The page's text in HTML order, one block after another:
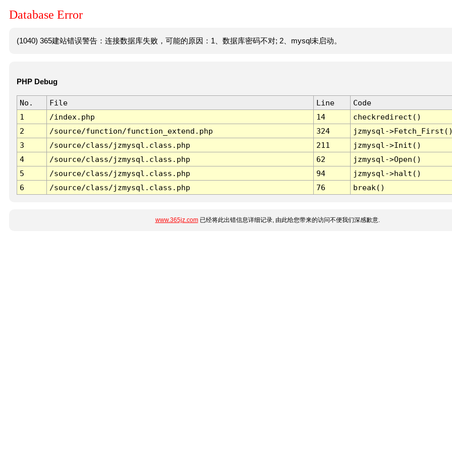
Database Error
(1040) 365建站错误警告：连接数据库失败，可能的原因：1、数据库密码不对; 2、mysql未启动。
PHP Debug
No. File Line
Code
1
/index.php 14
checkredirect()
2
/source/function/function_extend.php 324
jzmysql-
3
/source/class/jzmysql.class.php 211
jzmysql->Init()
4
/source/class/jzmysql.class.php 62
jzmysql->Open()
5
/source/class/jzmysql.class.php 94
jzmysql->halt()
6
/source/class/jzmysql.class.php 76 break()
www.365jz.com已经将此出错信息详细记录, 由此给您带来的访问不便我们深感歉意.